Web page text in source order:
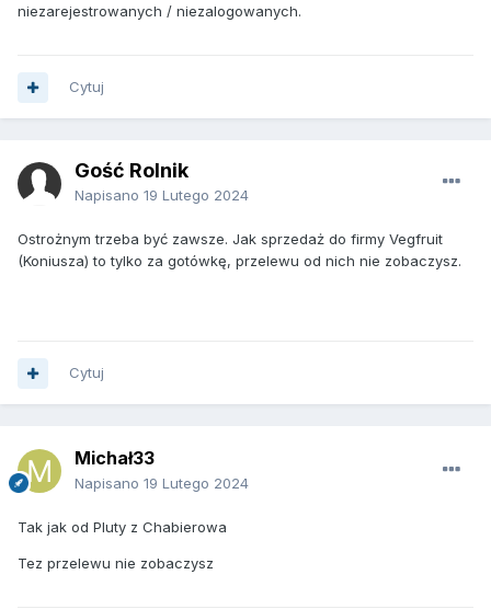
niezarejestrowanych / niezalogowanych.
Cytuj
Gość Rolnik
Napisano 19 Lutego 2024
Ostrożnym trzeba być zawsze. Jak sprzedaż do firmy Vegfruit
(Koniusza) to tylko za gotówkę, przelewu od nich nie zobaczysz.
Cytuj
Michał33
Napisano 19 Lutego 2024
Tak jak od Pluty z Chabierowa
Tez przelewu nie zobaczysz